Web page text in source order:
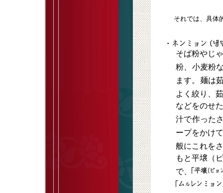
それでは、具体
そば粉やじ
粉、 小麦粉
ます。 麺は
よく絞り、
などをのせ
汁で作った
ープをかけ
般にこれを
もと平壌（
で、